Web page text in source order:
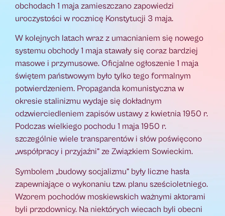
obchodach 1 maja zamieszczano zapowiedzi
uroczystości w rocznicę Konstytucji 3 maja.
W kolejnych latach wraz z umacnianiem się nowego
systemu obchody 1 maja stawały się coraz bardziej
masowe i przymusowe. Oficjalne ogłoszenie 1 maja
świętem państwowym było tylko tego formalnym
potwierdzeniem. Propaganda komunistyczna w
okresie stalinizmu wydaje się dokładnym
odzwierciedleniem zapisów ustawy z kwietnia 1950 r.
Podczas wielkiego pochodu 1 maja 1950 r.
szczególnie wiele transparentów i słów poświęcono
„współpracy i przyjaźni” ze Związkiem Sowieckim.
Symbolem „budowy socjalizmu” były liczne hasła
zapewniające o wykonaniu tzw. planu sześcioletniego.
Wzorem pochodów moskiewskich ważnymi aktorami
byli przodownicy. Na niektórych wiecach byli obecni